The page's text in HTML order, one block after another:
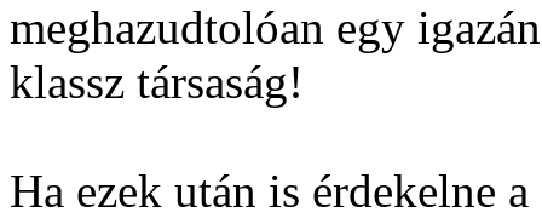
meghazudtolóan egy
klassz társaság!
Ha ezek után is érdekelne